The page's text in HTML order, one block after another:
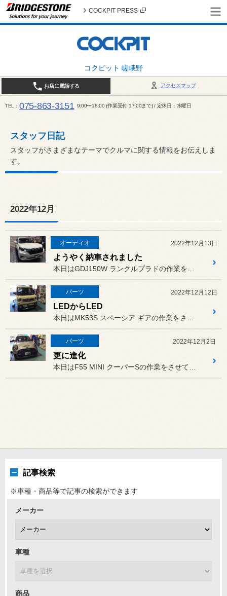
コクピット 嵯峨野
COCKPIT PRESS
アクセスマップ
お店に電話する
TEL 075-863-3151 9:00〜18:00 (作業受付 17:00まで) / 定休日：水曜日
スタッフ日記
スタッフがさまざまなテーマでクルマに関する情報をお伝えしま
す。
2022年12月
オーディオ 2022年12月13日
ようやく納車されました
パーツ 2022年12月12日
LEDからLED
パーツ 2022年12月2日
更に進化
記事検索
※車種・商品等で記事の検索ができます
メーカー
車種
商品